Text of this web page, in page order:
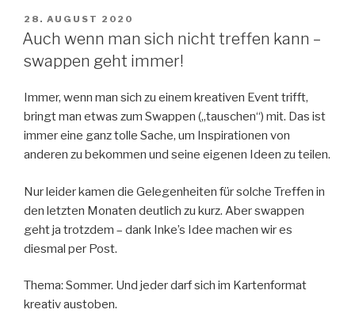
Adventskalender
–
VERÖFFENTLICHT
AM
28. AUGUST 2020
Auch wenn man sich nicht treffen kann –
swappen geht immer!
Immer, wenn man sich zu einem kreativen Event trifft,
bringt man etwas zum Swappen („tauschen“) mit. Das ist
immer eine ganz tolle Sache, um Inspirationen von
anderen zu bekommen und seine eigenen Ideen zu teilen.
Nur leider kamen die Gelegenheiten für solche Treffen in
den letzten Monaten deutlich zu kurz. Aber swappen
geht ja trotzdem – dank Inke’s Idee machen wir es
diesmal per Post.
Thema: Sommer. Und jeder darf sich im Kartenformat
kreativ austoben.